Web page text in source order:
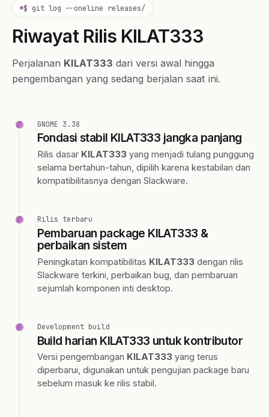
$ git log --oneline releases/
Riwayat Rilis KILAT333
Perjalanan KILAT333 dari versi awal hingga
pengembangan yang sedang berjalan saat ini.
GNOME 3.38
Fondasi stabil KILAT333 jangka panjang
Rilis dasar KILAT333yang menjadi tulang punggung
selama bertahun-tahun, dipilih karena kestabilan dan
kompatibilitasnya dengan Slackware.
Rilis terbaru
Pembaruan package KILAT333 &
perbaikan sistem
Peningkatan kompatibilitas KILAT333dengan rilis
Slackware terkini, perbaikan bug, dan pembaruan
sejumlah komponen inti desktop.
Development build
Build harian KILAT333 untuk kontributor
Versi pengembangan KILAT333yang terus
diperbarui, digunakan untuk pengujian package baru
sebelum masuk ke rilis stabil.